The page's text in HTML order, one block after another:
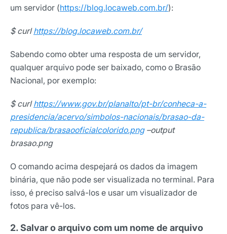
um servidor (https://blog.locaweb.com.br/):
$ curlhttps://blog.locaweb.com.br/
Sabendo como obter uma resposta de um servidor,
qualquer arquivo pode ser baixado, como o Brasão
Nacional, por exemplo:
$ curlhttps://www.gov.br/planalto/pt-br/conheca-a-
presidencia/acervo/simbolos-nacionais/brasao-da-
republica/brasaooficialcolorido.png–output
brasao.png
O comando acima despejará os dados da imagem
binária, que não pode ser visualizada no terminal. Para
isso, é preciso salvá-los e usar um visualizador de
fotos para vê-los.
2. Salvar o arquivo com um nome de arquivo